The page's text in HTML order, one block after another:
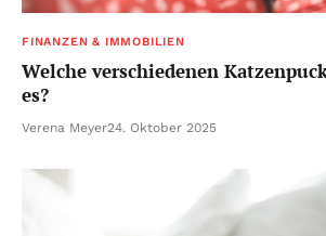
FINANZEN & IMMOBILIEN
Welche verschiedenen
es?
Verena Meyer24. Oktober 2025